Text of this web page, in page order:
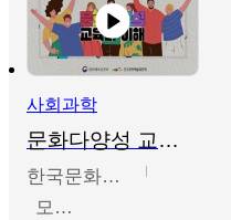
사회과학
문화다양성 교육의 이해
한국문화예술교육진흥원
모경환,성상환,정문성